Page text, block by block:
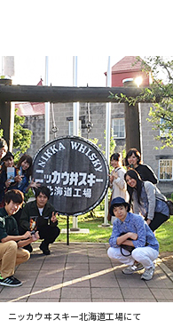
ニッカウヰスキー北海道工場にて